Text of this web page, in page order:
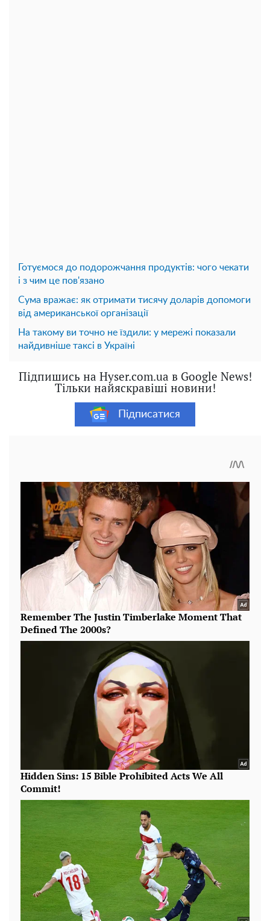
Готуємося до подорожчання продуктів: чого чекати
і з чим це пов'язано
Сума вражає: як отримати тисячу доларів допомоги
від американської організації
На такому ви точно не їздили: у мережі показали
найдивніше таксі в Україні
Підпишись на Hyser.com.ua в Google News!
Тільки найяскравіші новини!
Підписатися